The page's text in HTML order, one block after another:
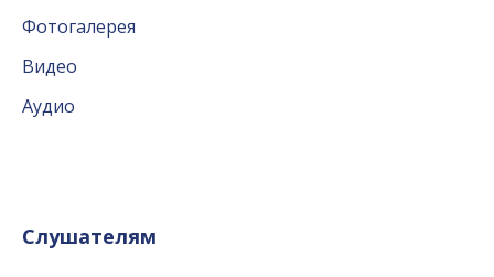
Фотогалерея
Видео
Аудио
Слушателям